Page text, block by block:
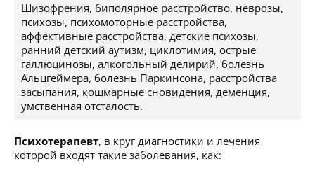
Шизофрения, биполярное расстройство, неврозы,
психозы, психомоторные расстройства,
аффективные расстройства, детские психозы,
ранний детский аутизм, циклотимия, острые
галлюцинозы, алкогольный делирий, болезнь
Альцгеймера, болезнь Паркинсона, расстройства
засыпания, кошмарные сновидения, деменция,
умственная отсталость.
Психотерапевт, в круг диагностики и лечения
которой входят такие заболевания, как: